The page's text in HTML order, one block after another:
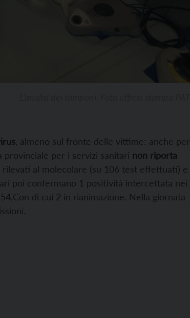
, almeno sul fronte delle vittime: anche per
provinciale per i servizi sanitari non riporta
al molecolare (su 106 test effettuati) e
poi confermano 1 positività intercettata nei
di cui 2 in rianimazione. Nella giornata